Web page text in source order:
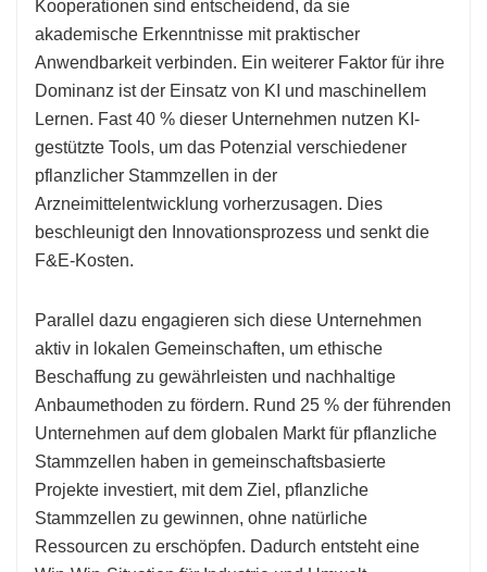
Kooperationen sind entscheidend, da sie
akademische Erkenntnisse mit praktischer
Anwendbarkeit verbinden. Ein weiterer Faktor für ihre
Dominanz ist der Einsatz von KI und maschinellem
Lernen. Fast 40 % dieser Unternehmen nutzen KI-
gestützte Tools, um das Potenzial verschiedener
pflanzlicher Stammzellen in der
Arzneimittelentwicklung vorherzusagen. Dies
beschleunigt den Innovationsprozess und senkt die
F&E-Kosten.
Parallel dazu engagieren sich diese Unternehmen
aktiv in lokalen Gemeinschaften, um ethische
Beschaffung zu gewährleisten und nachhaltige
Anbaumethoden zu fördern. Rund 25 % der führenden
Unternehmen auf dem globalen Markt für pflanzliche
Stammzellen haben in gemeinschaftsbasierte
Projekte investiert, mit dem Ziel, pflanzliche
Stammzellen zu gewinnen, ohne natürliche
Ressourcen zu erschöpfen. Dadurch entsteht eine